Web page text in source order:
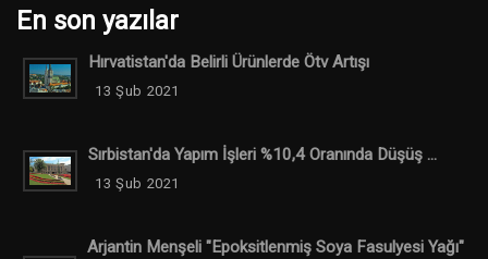
En son yazılar
Hırvatistan'da Belirli Ürünlerde Ötv Artışı
13 Şub 2021
Sırbistan'da Yapım İşleri %10,4 Oranında Düşüş ...
13 Şub 2021
Arjantin Menşeli "Epoksitlenmiş Soya Fasulyesi Yağı"